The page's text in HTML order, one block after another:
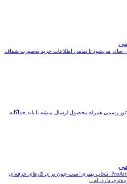
صادر می‌شود تا تمامی اطلاعات خرید به‌صورت شفاف
رسمی همراه محصول ارسال میشه یا باید جداگانه
اگر دقت رنگ برایتان مهم باشد، ProArt انتخاب بهتری است چون برای کارهای حرفه‌ای
دارد. ام...